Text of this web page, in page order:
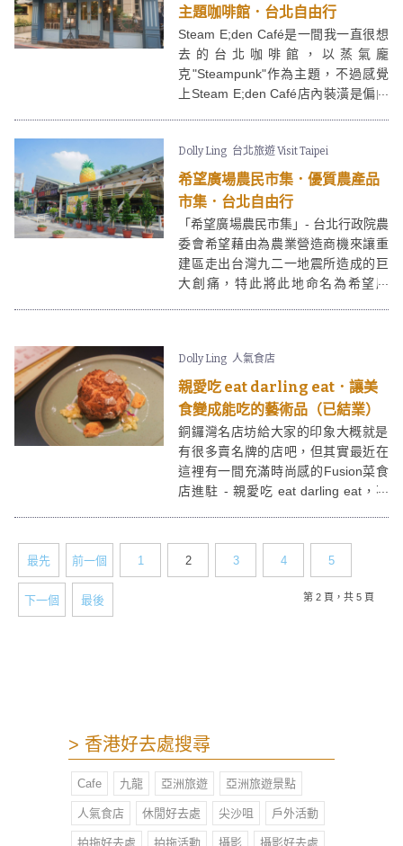
主題咖啡館．台北自由行
Steam E;den Café是一間我一直很想
去的台北咖啡館，以蒸氣龐
克"Steampunk"作為主題，不過感覺
上Steam E;den Café店內裝潢是偏向
Café的門面跟兩旁完全不同，所以很
容易就認出來喲。
Dolly Ling 台北旅遊 Visit Taipei
希望廣場農民市集．優質農產品
市集．台北自由行
「希望廣場農民市集」- 台北行政院農
委會希望藉由為農業營造商機來讓重
建區走出台灣九二一地震所造成的巨
大創痛，特此將此地命名為希望廣
希望廣場農民市集每周好像也有不同
的主題喔！
Dolly Ling 人氣食店
親愛吃 eat darling eat．讓美
食變成能吃的藝術品（已結業）
銅鑼灣名店坊給大家的印象大概就是
有很多賣名牌的店吧，但其實最近在
這裡有一間充滿時尚感的Fusion菜食
店進駐 - 親愛吃 eat darling eat，不
最先 前一個 1 2 3 4 5
下一個 最後 第 2 頁，共 5 頁
> 香港好去處搜尋
Cafe 九龍 亞洲旅遊 亞洲旅遊景點
人氣食店 休閒好去處 尖沙咀 戶外活動
拍拖好去處 拍拖活動 攝影 攝影好去處